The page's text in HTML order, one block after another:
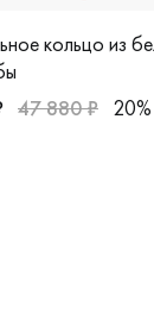
fit,
кольцо из
мужские,
47 880 ₽ 20%